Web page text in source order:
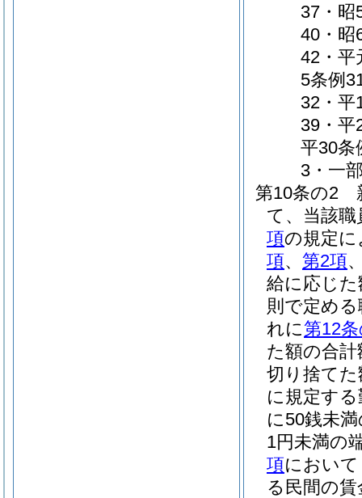
37・昭
40・昭
42・平
5条例
32・平
39・平
平30条
3・一
第10条の2
て、当該
項の規定
項、 第2項
給に応じた
則で定め
れに第12
た額の合計
切り捨てた
に規定す
に50銭未
1円未満の
項におい
る民間の